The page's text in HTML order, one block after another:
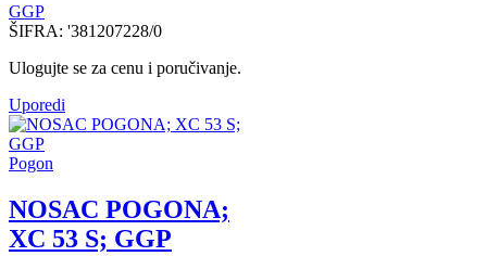
GGP
ŠIFRA: '381207228/0
Ulogujte se za cenu i poručivanje.
Uporedi
Pogon
NOSAC POGONA;
XC 53 S; GGP